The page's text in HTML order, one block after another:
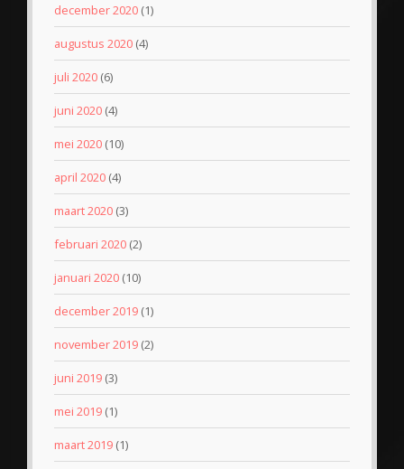
december 2020 (1)
augustus 2020 (4)
juli 2020 (6)
juni 2020 (4)
mei 2020 (10)
april 2020 (4)
maart 2020 (3)
februari 2020 (2)
januari 2020 (10)
december 2019 (1)
november 2019 (2)
juni 2019 (3)
mei 2019 (1)
maart 2019 (1)